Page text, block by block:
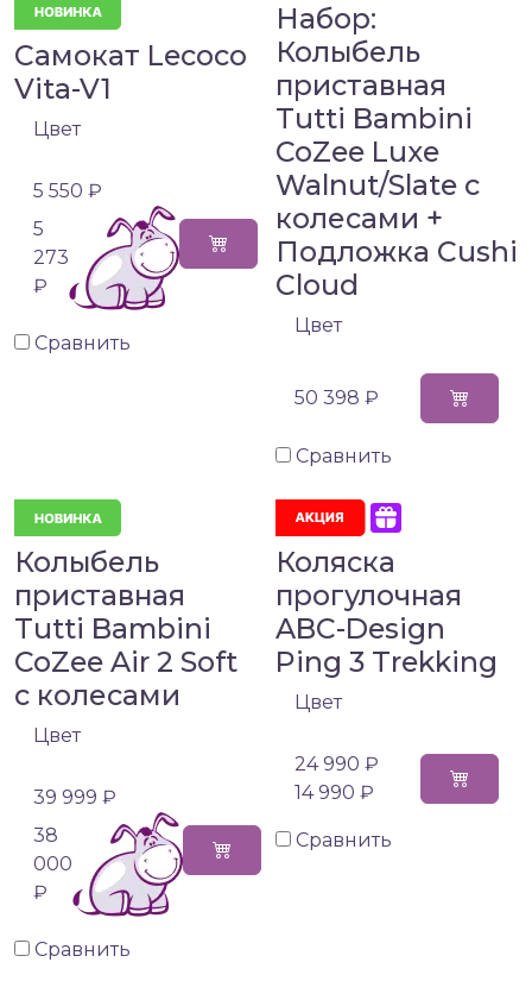
Самокат Lecoco
Vita-V1
Цвет
5 550 ₽
5
273
₽
Сравнить
Набор:
Колыбель
приставная
Tutti Bambini
CoZee Luxe
Walnut/Slate с
колесами +
Подложка Cushi
Cloud
Цвет
50 398 ₽
Сравнить
Колыбель
приставная
Tutti Bambini
CoZee Air 2 Soft
c колесами
Цвет
39 999 ₽
38
000
₽
Сравнить
Коляска
прогулочная
ABC-Design
Ping 3 Trekking
Цвет
24 990 ₽
14 990 ₽
Сравнить